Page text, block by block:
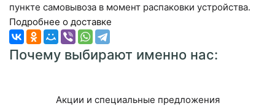
пункте самовывоза в момент распаковки устройства.
Подробнее о доставке
Почему выбирают именно нас:
Акции и специальные предложения